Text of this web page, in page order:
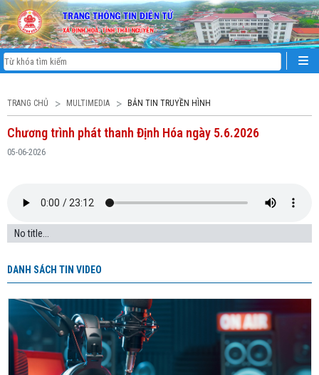
TRANG CHỦ MULTIMEDIA BẢN TIN TRUYỀN HÌNH
Chương trình phát thanh Định Hóa ngày 5.6.2026
05-06-2026
No title...
DANH SÁCH TIN VIDEO